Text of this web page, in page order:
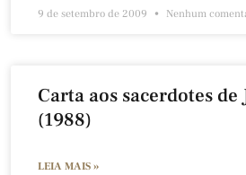
9 de setembro de 2009 Nenhum
Carta aos sacerdotes
(1988)
LEIA MAIS »